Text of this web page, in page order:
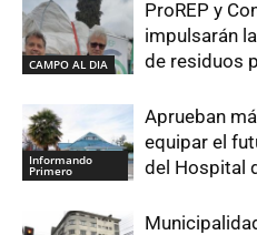
CAMPO AL DIA
ProREP y
impulsarán
de residuos
Informando
Primero
Aprueban
equipar el
del Hospital